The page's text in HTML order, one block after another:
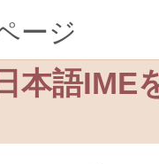
ージ
本語IME